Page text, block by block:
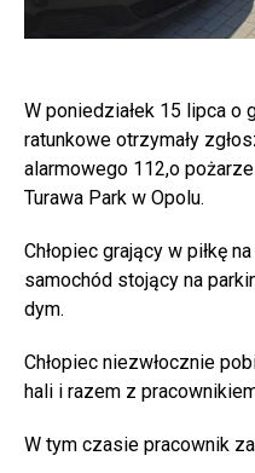
W poniedziałek 15 lipca o
ratunkowe otrzymały
alarmowego 112,o
Turawa Park w Opolu.
Chłopiec grający w piłkę
samochód stojący na
dym.
Chłopiec niezwłocznie
hali i razem z
W tym czasie pracownik